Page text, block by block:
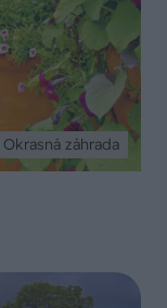
Okrasná záhrada